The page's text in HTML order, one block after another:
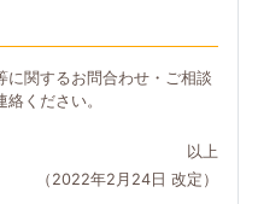
に関するお問合わせ・ご相談
ください。
以上
（2022年2月24日 改定）